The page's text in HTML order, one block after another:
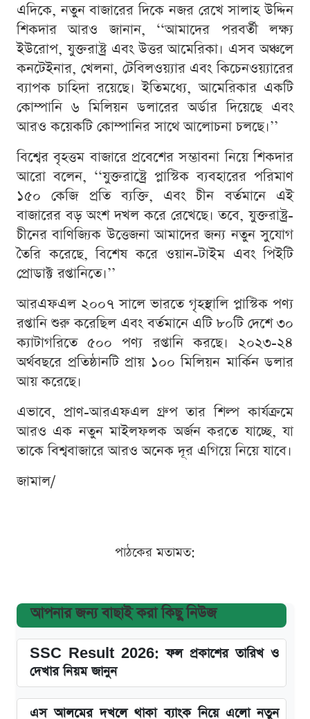
এদিকে, নতুন বাজারের দিকে নজর রেখে সালাহ উদ্দিন
শিকদার আরও জানান, ‘‘আমাদের পরবর্তী লক্ষ্য
ইউরোপ, যুক্তরাষ্ট্র এবং উত্তর আমেরিকা। এসব অঞ্চলে
কনটেইনার, খেলনা, টেবিলওয়্যার এবং কিচেনওয়্যারের
ব্যাপক চাহিদা রয়েছে। ইতিমধ্যে, আমেরিকার একটি
কোম্পানি ৬ মিলিয়ন ডলারের অর্ডার দিয়েছে এবং
আরও কয়েকটি কোম্পানির সাথে আলোচনা চলছে।’’
বিশ্বের বৃহত্তম বাজারে প্রবেশের সম্ভাবনা নিয়ে শিকদার
আরো বলেন, ‘‘যুক্তরাষ্ট্রে প্লাস্টিক ব্যবহারের পরিমাণ
১৫০ কেজি প্রতি ব্যক্তি, এবং চীন বর্তমানে এই
বাজারের বড় অংশ দখল করে রেখেছে। তবে, যুক্তরাষ্ট্র-
চীনের বাণিজ্যিক উত্তেজনা আমাদের জন্য নতুন সুযোগ
তৈরি করেছে, বিশেষ করে ওয়ান-টাইম এবং পিইটি
প্রোডাক্ট রপ্তানিতে।’’
আরএফএল ২০০৭ সালে ভারতে গৃহস্থালি প্লাস্টিক পণ্য
রপ্তানি শুরু করেছিল এবং বর্তমানে এটি ৮০টি দেশে ৩০
ক্যাটাগরিতে ৫০০ পণ্য রপ্তানি করছে। ২০২৩-২৪
অর্থবছরে প্রতিষ্ঠানটি প্রায় ১০০ মিলিয়ন মার্কিন ডলার
আয় করেছে।
এভাবে, প্রাণ-আরএফএল গ্রুপ তার শিল্প কার্যক্রমে
আরও এক নতুন মাইলফলক অর্জন করতে যাচ্ছে, যা
তাকে বিশ্ববাজারে আরও অনেক দূর এগিয়ে নিয়ে যাবে।
জামাল/
পাঠকের মতামত:
আপনার জন্য বাছাই করা কিছু নিউজ
SSC Result 2026: ফল প্রকাশের তারিখ ও
দেখার নিয়ম জানুন
এস আলমের দখলে থাকা ব্যাংক নিয়ে এলো নতুন